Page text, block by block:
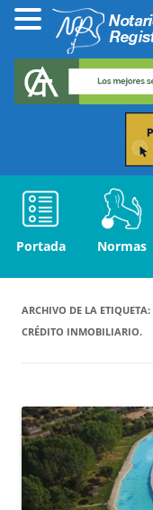
Portada Normas
ARCHIVO DE LA ETIQUETA:
CRÉDITO INMOBILIARIO.